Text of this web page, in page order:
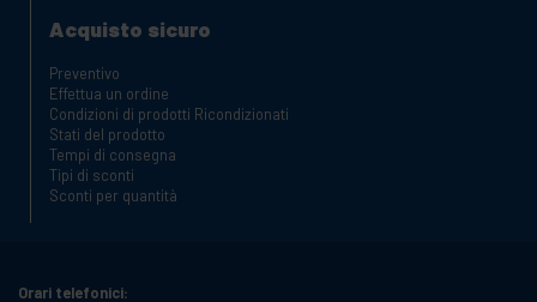
Acquisto sicuro
Preventivo
Effettua un ordine
Condizioni di prodotti Ricondizionati
Stati del prodotto
Tempi di consegna
Tipi di sconti
Sconti per quantità
Orari telefonici: